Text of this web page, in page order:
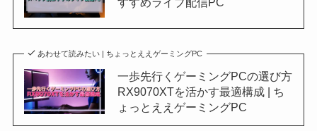
あわせて読みたい | ちょっとええゲーミングPC
一歩先行くゲーミングPCの選び方
RX9070XTを活かす最適構成 | ち
ょっとええゲーミングPC